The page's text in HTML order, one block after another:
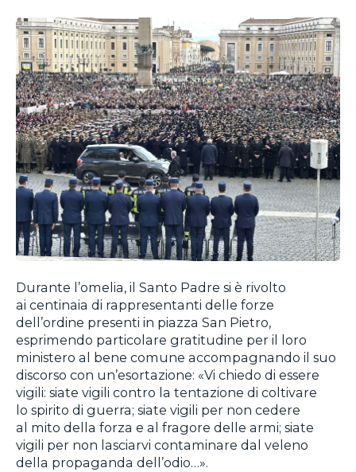
Durante l’omelia, il Santo Padre si è rivolto
ai centinaia di rappresentanti delle forze
dell’ordine presenti in piazza San Pietro,
esprimendo particolare gratitudine per il loro
ministero al bene comune accompagnando il suo
discorso con un’esortazione: «Vi chiedo di essere
vigili: siate vigili contro la tentazione di coltivare
lo spirito di guerra; siate vigili per non cedere
al mito della forza e al fragore delle armi; siate
vigili per non lasciarvi contaminare dal veleno
della propaganda dell’odio…».